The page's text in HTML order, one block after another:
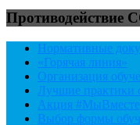
Противодействие
Нормативные
«Горячая линия»
Организация
Лучшие практики
Акция #МыВместе
Выбор формы